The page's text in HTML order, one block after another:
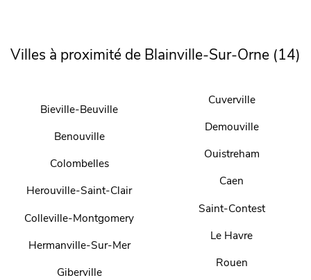
Villes à proximité de Blainville-Sur-Orne (14)
Bieville-Beuville
Benouville
Colombelles
Herouville-Saint-Clair
Colleville-Montgomery
Hermanville-Sur-Mer
Giberville
Cuverville
Demouville
Ouistreham
Caen
Saint-Contest
Le Havre
Rouen